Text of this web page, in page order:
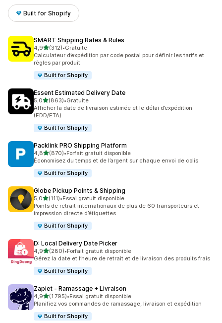
Built for Shopify
SMART Shipping Rates & Rules
4,9étoile(s) sur 5
(312)
312 avis au total
•Gratuite
Calculateur d’expédition par code postal pour définir les tarifs et
règles par produit
Built for Shopify
Essent Estimated Delivery Date
5,0étoile(s) sur 5
(863)
863 avis au total
•Gratuite
Afficher la date de livraison estimée et le délai d’expédition
(EDD/ETA)
Built for Shopify
Packlink PRO Shipping Platform
4,8étoile(s) sur 5
(870)
870 avis au total
•Forfait gratuit disponible
Économisez du temps et de l’argent sur chaque envoi de colis
Built for Shopify
Globe Pickup Points & Shipping
5,0étoile(s) sur 5
(111)
111 avis au total
•Essai gratuit disponible
Points de retrait internationaux de plus de 60 transporteurs et
impression directe d’étiquettes
Built for Shopify
D: Local Delivery Date Picker
4,9étoile(s) sur 5
(280)
280 avis au total
•Forfait gratuit disponible
Gérez la date et l’heure de retrait et de livraison des produits frais
Built for Shopify
Zapiet ‑ Ramassage + Livraison
4,9étoile(s) sur 5
(1 795)
1795 avis au total
•Essai gratuit disponible
Planifiez vos commandes de ramassage, livraison et expédition
Built for Shopify